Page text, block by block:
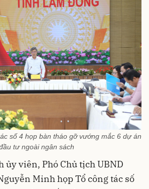
số 4 họp bàn tháo gỡ vướng mắc 6 dự án
tư ngoài ngân sách
ủy viên, Phó Chủ tịch UBND
Minh họp Tổ công tác số